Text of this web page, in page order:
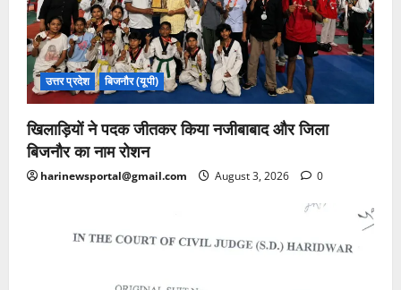
उत्तर प्रदेश बिजनौर (यूपी)
खिलाड़ियों ने पदक जीतकर किया नजीबाबाद और जिला
बिजनौर का नाम रोशन
harinewsportal@gmail.com August 3, 2026 0